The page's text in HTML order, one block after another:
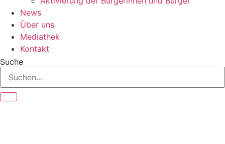
News
Über uns
Mediathek
Kontakt
Suche